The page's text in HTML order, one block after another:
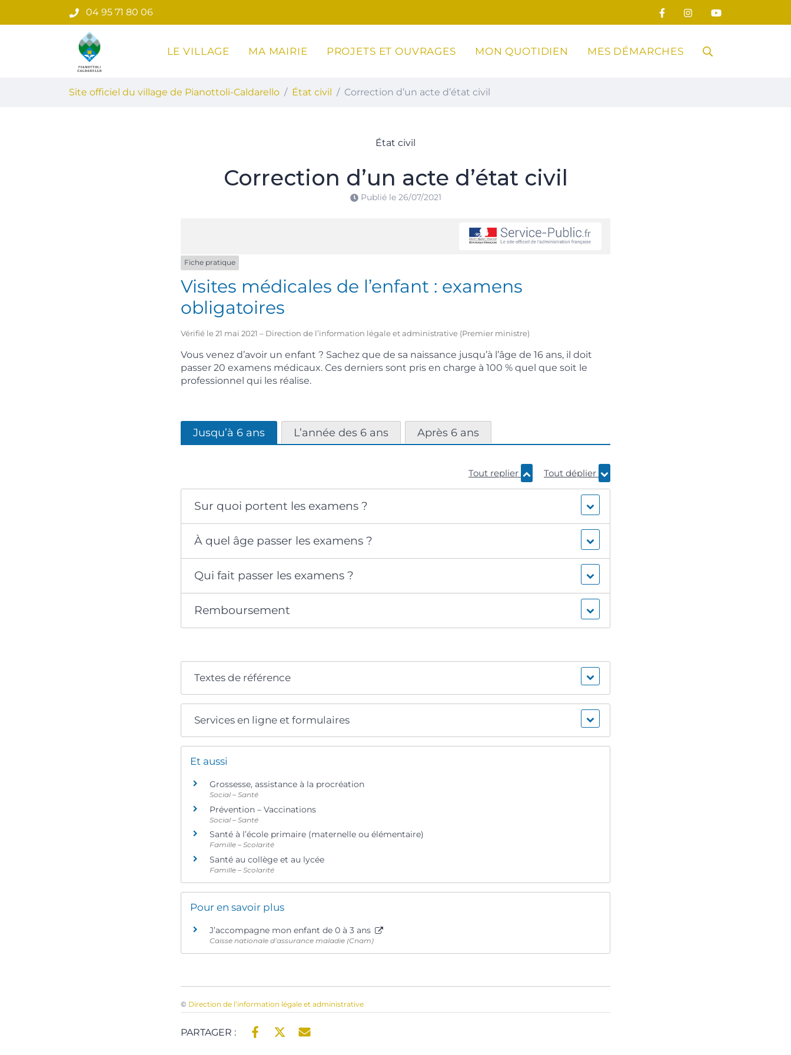
au
04 95 71 80 06
Site officiel du village de Pianottoli-Caldarello
LE VILLAGE MA MAIRIE PROJETS ET OUVRAGES MON QUOTIDIEN MES DÉMARCHES RECHERCHE
Site officiel du village de Pianottoli-Caldarello État civil Correction d’un acte d’état civil
État civil
Correction d’un acte d’état civil
Publié le 26/07/2021
Fiche pratique
Visites médicales de l’enfant : examens
obligatoires
Vérifié le 21 mai 2021 – Direction de l’information légale et administrative (Premier ministre)
Vous venez d’avoir un enfant ? Sachez que de sa naissance jusqu’à l’âge de 16 ans, il doit
passer 20 examens médicaux. Ces derniers sont pris en charge à 100 % quel que soit le
professionnel qui les réalise.
Jusqu’à 6 ans L’année des 6 ans Après 6 ans
Tout replier Tout déplier
Sur quoi portent les examens ?
À quel âge passer les examens ?
Qui fait passer les examens ?
Remboursement
Textes de référence
Services en ligne et formulaires
Et aussi
Grossesse, assistance à la procréation
Social – Santé
Prévention – Vaccinations
Social – Santé
Santé à l’école primaire (maternelle ou élémentaire)
Famille – Scolarité
Santé au collège et au lycée
Famille – Scolarité
Pour en savoir plus
J’accompagne mon enfant de 0 à 3 ans
Caisse nationale d’assurance maladie (Cnam)
© Direction de l’information légale et administrative
PARTAGER :